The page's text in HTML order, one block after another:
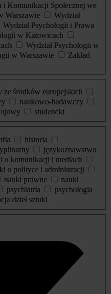
i Komunikacji Społecznej we
Warszawie
Wydział
Wydział Psychologii i Prawa
w Katowicach
Wydział Psychologii w
w Warszawie
Zakład
ze środków europejskich
naukowo-badawczy
studencki
historia
językoznawstwo
o komunikacji i mediach
o polityce i administracji
nauki prawne
nauki
psychiatria
psychologia
dzieł sztuki